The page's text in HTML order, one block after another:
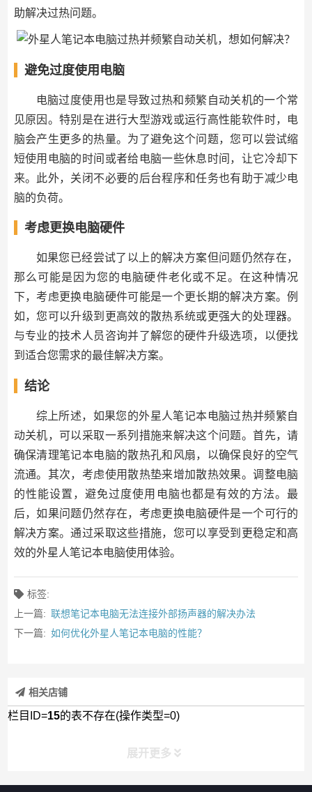
助解决过热问题。
避免过度使用电脑
电脑过度使用也是导致过热和频繁自动关机的一个常
见原因。特别是在进行大型游戏或运行高性能软件时，电
脑会产生更多的热量。为了避免这个问题，您可以尝试缩
短使用电脑的时间或者给电脑一些休息时间，让它冷却下
来。此外，关闭不必要的后台程序和任务也有助于减少电
脑的负荷。
考虑更换电脑硬件
如果您已经尝试了以上的解决方案但问题仍然存在，
那么可能是因为您的电脑硬件老化或不足。在这种情况
下，考虑更换电脑硬件可能是一个更长期的解决方案。例
如，您可以升级到更高效的散热系统或更强大的处理器。
与专业的技术人员咨询并了解您的硬件升级选项，以便找
到适合您需求的最佳解决方案。
结论
综上所述，如果您的外星人笔记本电脑过热并频繁自
动关机，可以采取一系列措施来解决这个问题。首先，请
确保清理笔记本电脑的散热孔和风扇，以确保良好的空气
流通。其次，考虑使用散热垫来增加散热效果。调整电脑
的性能设置，避免过度使用电脑也都是有效的方法。最
后，如果问题仍然存在，考虑更换电脑硬件是一个可行的
解决方案。通过采取这些措施，您可以享受到更稳定和高
效的外星人笔记本电脑使用体验。
标签:
上一篇: 联想笔记本电脑无法连接外部扬声器的解决办法
下一篇: 如何优化外星人笔记本电脑的性能？
相关店铺
栏目ID=15的表不存在(操作类型=0)
展开更多